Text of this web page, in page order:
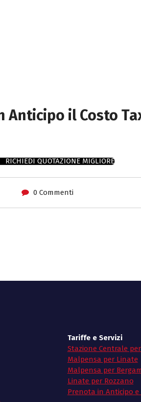
Anticipo il Costo
RICHIEDI QUOTAZIONE MIGLIORE
0 Commenti
Tariffe e Servizi
Stazione Centrale
Malpensa per Linate
Malpensa per
Linate per Rozzano
Prenota in Anticipo e